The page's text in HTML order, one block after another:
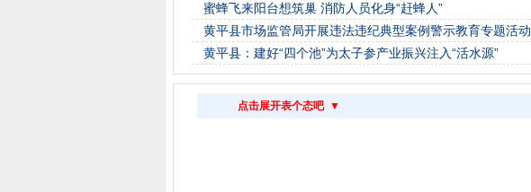
蜜蜂飞来阳台想筑巢 消防人员化身“赶蜂人”
黄平县市场监管局开展违法违纪典型案例警示教育专题活动
黄平县：建好“四个池”为太子参产业振兴注入“活水源”
点击展开表个态吧 ▼